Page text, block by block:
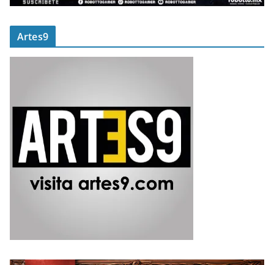
Artes9